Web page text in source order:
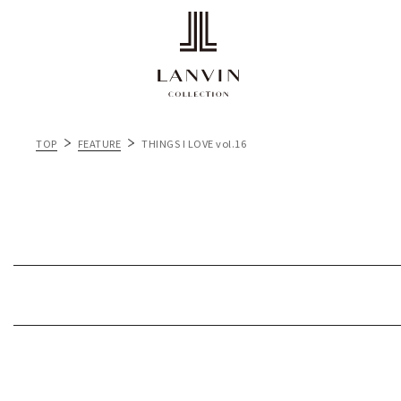
TOP FEATURE THINGS I LOVE vol.16